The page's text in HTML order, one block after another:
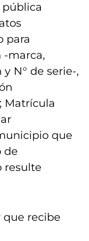
para
-marca,
N° de serie-,
Matrícula
que
de
resulte
que recibe